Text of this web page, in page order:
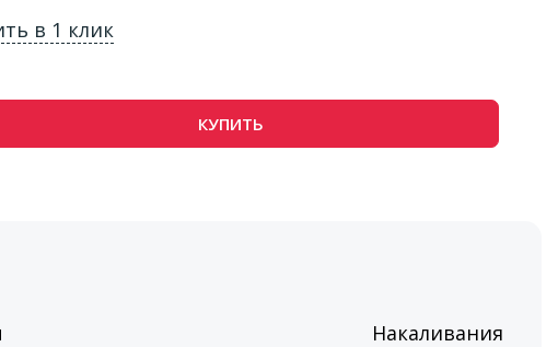
в 1 клик
КУПИТЬ
Накаливания